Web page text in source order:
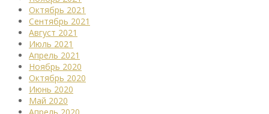
Октябрь 2021
Сентябрь 2021
Август 2021
Июль 2021
Апрель 2021
Ноябрь 2020
Октябрь 2020
Июнь 2020
Май 2020